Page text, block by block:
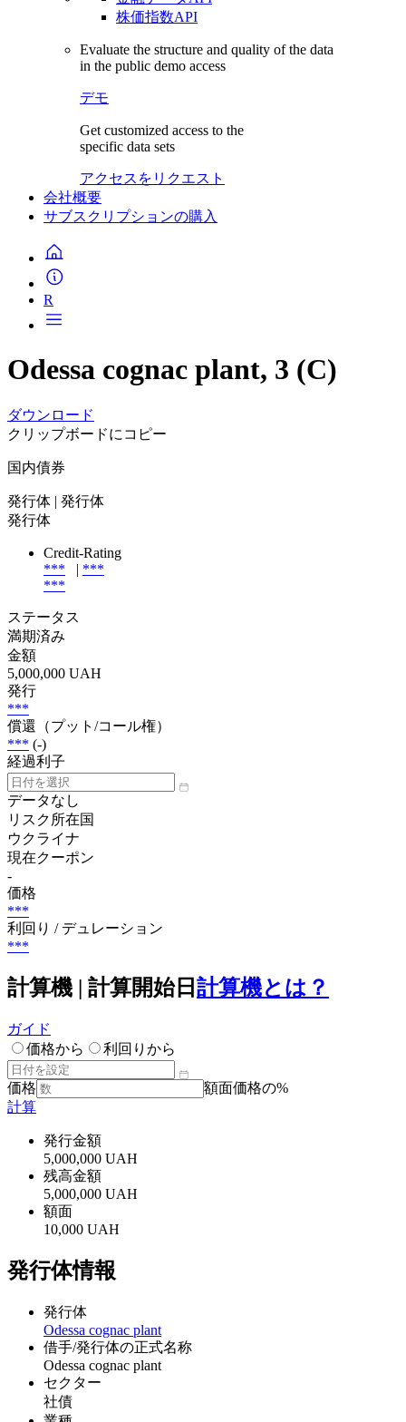
株価指数API
Evaluate the structure and quality of the data
in the public demo access
デモ
Get customized access to the
specific data sets
アクセスをリクエスト
会社概要
サブスクリプションの購入
R
Odessa cognac plant, 3 (C)
ダウンロード
クリップボードにコピー
国内債券
発行体 | 発行体
発行体
Credit-Rating
***
| ***
***
ステータス
満期済み
金額
5,000,000 UAH
発行
***
償還（プット/コール権）
*** (-)
経過利子
データなし
リスク所在国
ウクライナ
現在クーポン
-
価格
***
利回り / デュレーション
***
計算機 | 計算開始日 計算機とは？
ガイド
価格から
利回りから
価格
額面価格の%
計算
発行金額
5,000,000 UAH
残高金額
5,000,000 UAH
額面
10,000 UAH
発行体情報
発行体
Odessa cognac plant
借手/発行体の正式名称
Odessa cognac plant
セクター
社債